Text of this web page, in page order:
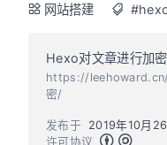
网站搭建
Hexo对文章进行加密
https://
密/
发布于
2019年10月26
许可协议